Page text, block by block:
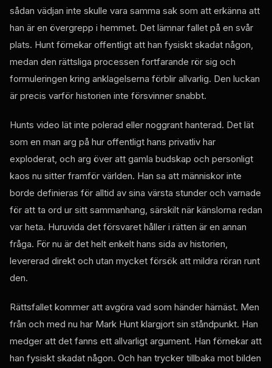
sådan vädjan inte skulle vara samma sak som att erkänna att
han är en övergrepp i hemmet. Det lämnar fallet på en svår
plats. Hunt förnekar offentligt att han fysiskt skadat någon,
medan den rättsliga processen fortfarande rör sig och
formuleringen kring anklagelserna förblir allvarlig. Den luckan
är precis varför historien inte försvinner snabbt.
Hunts video lät inte polerad eller noggrant hanterad. Det lät
som en man arg på hur offentligt hans privatliv har
exploderat, och arg över att gamla budskap och personligt
kaos nu sitter framför världen. Han sa att människor inte
borde definieras för alltid av sina värsta stunder och varnade
för att ta ord ur sitt sammanhang, särskilt när känslorna redan
var heta. Huruvida det försvaret håller i rätten är en annan
fråga. För nu är det helt enkelt hans sida av historien,
levererad direkt och utan mycket försök att mildra röran runt
den.
Rättsfallet kommer att avgöra vad som händer härnäst. Men
från och med nu har Mark Hunt klargjort sin ståndpunkt. Han
medger att det fanns ett allvarligt argument. Han förnekar att
han fysiskt skadat någon. Och han trycker tillbaka mot bilden